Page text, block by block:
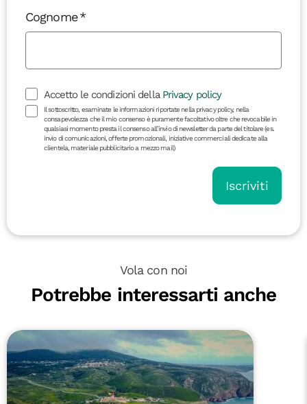
Cognome
Accetto le condizioni della Privacy policy
Il sottoscritto, esaminate le informazioni riportate nella privacy policy, nella
consapevolezza che il mio consenso è puramente facoltativo oltre che revocabile in
qualsiasi momento presta il consenso all’invio di newsletter da parte del titolare (es.
invio di comunicazioni, offerte promozionali, iniziative commerciali dedicate alla
clientela, materiale pubblicitario a mezzo mail)
Iscriviti
Vola con noi
Potrebbe interessarti anche